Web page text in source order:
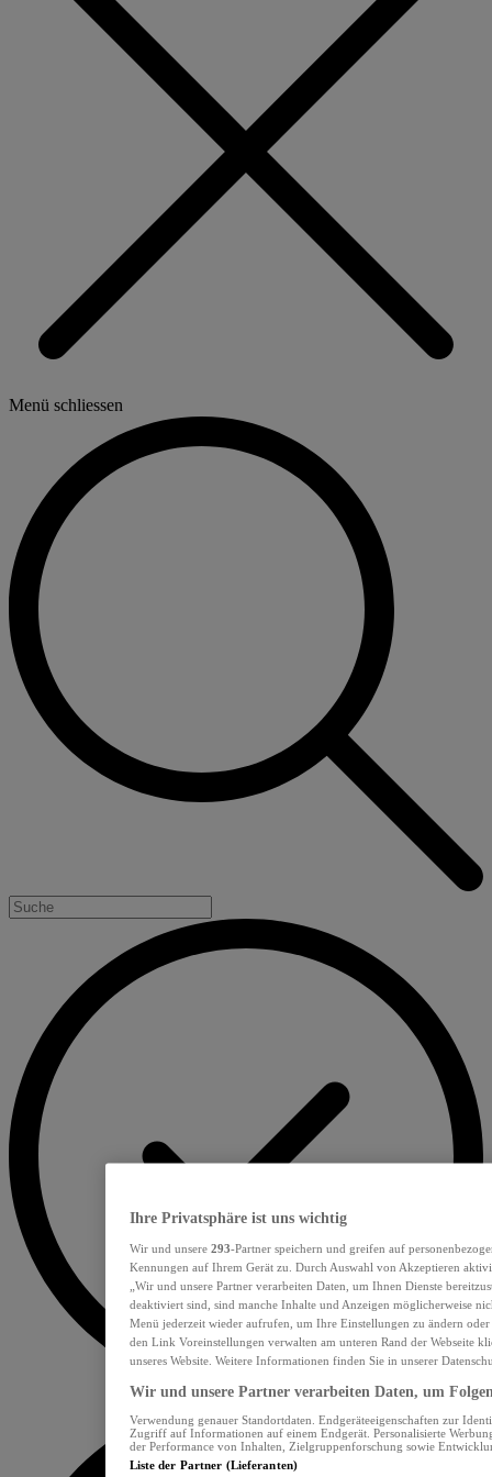
Menü schliessen
Ihre Privatsphäre ist uns wichtig
Wir und unsere 293-Partner speichern und greifen auf
Kennungen auf Ihrem Gerät zu. Durch Auswahl von Akzeptieren
„Wir und unsere Partner verarbeiten Daten, um Ihnen Dienste
deaktiviert sind, sind manche Inhalte und Anzeigen möglicherweise
Menü jederzeit wieder aufrufen, um Ihre Einstellungen zu ändern
den Link Voreinstellungen verwalten am unteren Rand der Webseite
unseres Website. Weitere Informationen finden Sie in unserer
Wir und unsere Partner verarbeiten Daten, um
Verwendung genauer Standortdaten. Endgeräteeigenschaften zur
Zugriff auf Informationen auf einem Endgerät. Personalisierte
der Performance von Inhalten, Zielgruppenforschung sowie
Liste der Partner (Lieferanten)